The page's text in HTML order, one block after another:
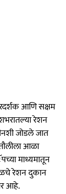
आणि सक्षम
रेशन
जोडले जात
आळा
माध्यमातून
रेशन दुकान
आहे.